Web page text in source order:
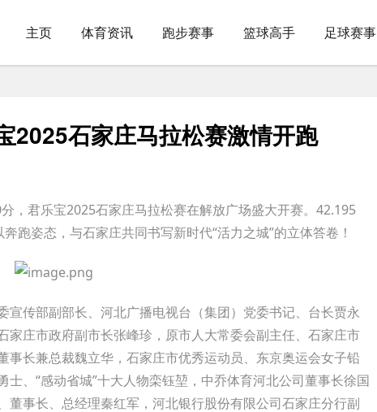
主页 体育资讯 跑步赛事 篮球高手 足球赛事
2025石家庄马拉松赛激情开跑
君乐宝2025石家庄马拉松赛在解放广场盛大开赛。42.195
跑姿态，与石家庄共同书写新时代“活力之城”的立体答卷！
传部副部长、河北广播电视台（集团）党委书记、台长贾永
家庄市政府副市长张峰珍，原市人大常委会副主任、石家庄市
长兼总裁魏立华，石家庄市优秀运动员、东京奥运会女子铅
、“感动省城”十大人物栾钰堃，中乔体育河北公司董事长徐国
事长、总经理秦红军，河北银行股份有限公司石家庄分行副